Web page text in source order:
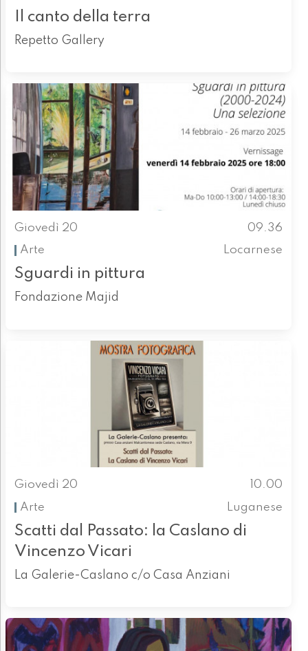
Il canto della terra
Repetto Gallery
Giovedì 20
09.36
Arte
Locarnese
Sguardi in pittura
Fondazione Majid
Giovedì 20
10.00
Arte
Luganese
Scatti dal Passato: la Caslano di
Vincenzo Vicari
La Galerie-Caslano c/o Casa Anziani